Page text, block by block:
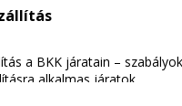
a BKK járatain – szabályok
alkalmas járatok